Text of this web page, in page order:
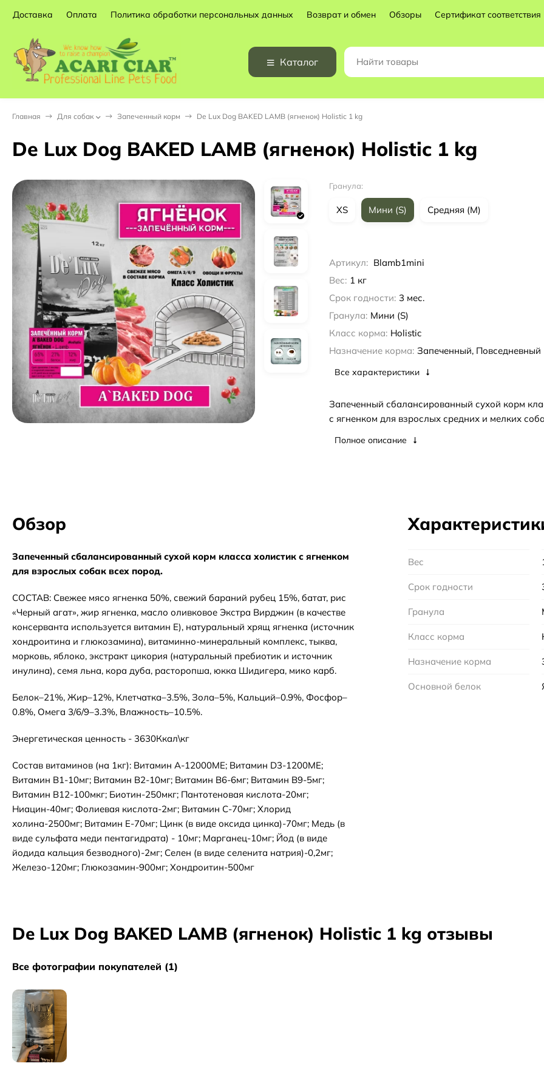
Доставка Оплата Политика обработки персональных данных Возврат и обмен Обзоры Сертификат соответствия
Каталог
Главная Для собак Запеченный корм De Lux Dog BAKED LAMB (ягненок) Holistic 1 kg
De Lux Dog BAKED LAMB (ягненок) Holistic 1 kg
Гранула:
XS Мини (S) Средняя (M)
Артикул: Blamb1mini
Вес: 1 кг
Срок годности: 3 мес.
Гранула: Мини (S)
Класс корма: Holistic
Назначение корма: Запеченный, Повседневный
Все характеристики
Запеченный сбалансированный сухой корм
с ягненком для взрослых средних и мелких
Полное описание
Обзор
Запеченный сбалансированный сухой корм класса холистик с ягненком
для взрослых собак всех пород.
СОСТАВ: Свежее мясо ягненка 50%, свежий бараний рубец 15%, батат, рис
«Черный агат», жир ягненка, масло оливковое Экстра Вирджин (в качестве
консерванта используется витамин Е), натуральный хрящ ягненка (источник
хондроитина и глюкозамина), витаминно-минеральный комплекс, тыква,
морковь, яблоко, экстракт цикория (натуральный пребиотик и источник
инулина), семя льна, кора дуба, расторопша, юкка Шидигера, мико карб.
Белок–21%, Жир–12%, Клетчатка–3.5%, Зола–5%, Кальций–0.9%, Фосфор–
0.8%, Омега 3/6/9–3.3%, Влажность–10.5%.
Энергетическая ценность - 3630Ккал\кг
Состав витаминов (на 1кг): Витамин А-12000МЕ; Витамин D3-1200МЕ;
Витамин В1-10мг; Витамин В2-10мг; Витамин В6-6мг; Витамин В9-5мг;
Витамин В12-100мкг; Биотин-250мкг; Пантотеновая кислота-20мг;
Ниацин-40мг; Фолиевая кислота-2мг; Витамин C-70мг; Хлорид
холина-2500мг; Витамин Е-70мг; Цинк (в виде оксида цинка)-70мг; Медь (в
виде сульфата меди пентагидрата) - 10мг; Марганец-10мг; Йод (в виде
йодида кальция безводного)-2мг; Селен (в виде селенита натрия)-0,2мг;
Железо-120мг; Глюкозамин-900мг; Хондроитин-500мг
Вес
Срок годности
Гранула
Класс корма
Назначение корма
Основной белок
De Lux Dog BAKED LAMB (ягненок) Holistic 1 kg отзывы
Все фотографии покупателей (1)